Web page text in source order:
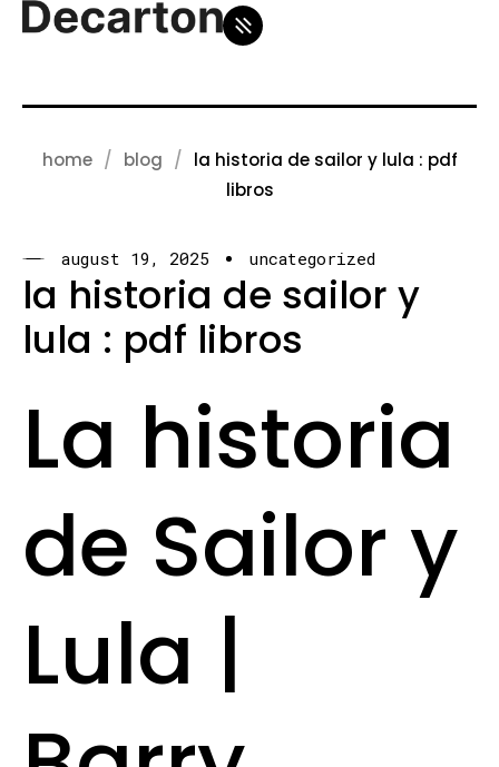
home blog
la historia de sailor y lula : pdf
libros
august 19, 2025 uncategorized
la historia de sailor y
lula : pdf libros
La historia
de Sailor y
Lula |